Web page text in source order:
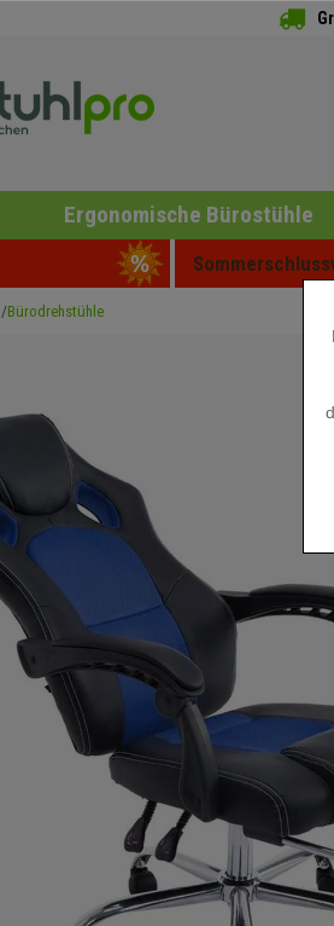
Ergonomische Bürostühle
Bürodrehstühle